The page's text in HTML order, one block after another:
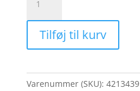
oval
classic
STOR
antal
Tilføj til kurv
Varenummer (SKU): 4213439